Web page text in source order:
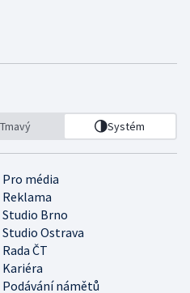
Tmavý Systém
Pro média
Reklama
Studio Brno
Studio Ostrava
Rada ČT
Kariéra
Podávání námětů